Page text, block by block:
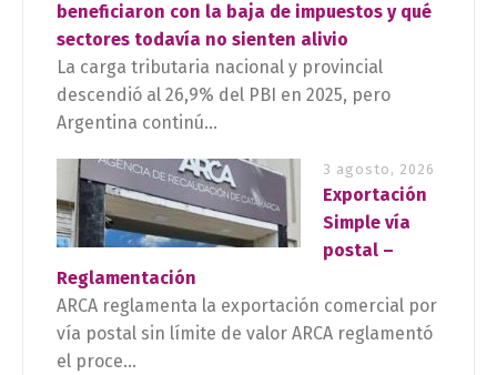
beneficiaron con la baja de impuestos y qué
sectores todavía no sienten alivio
La carga tributaria nacional y provincial
descendió al 26,9% del PBI en 2025, pero
Argentina continú...
3 agosto, 2026
Exportación
Simple vía
postal –
Reglamentación
ARCA reglamenta la exportación comercial por
vía postal sin límite de valor ARCA reglamentó
el proce...